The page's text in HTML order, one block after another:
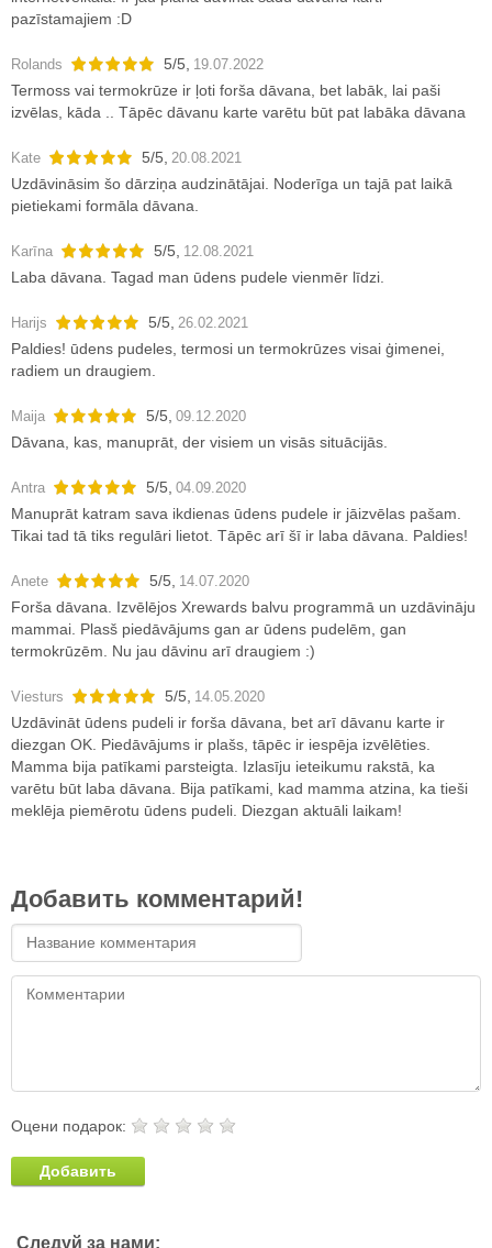
pazīstamajiem :D
Rolands 5/5 19.07.2022
Termoss vai termokrūze ir ļoti forša dāvana, bet labāk, lai paši
izvēlas, kāda .. Tāpēc dāvanu karte varētu būt pat labāka dāvana
Kate 5/5 20.08.2021
Uzdāvināsim šo dārziņa audzinātājai. Noderīga un tajā pat laikā
pietiekami formāla dāvana.
Karīna 5/5 12.08.2021
Laba dāvana. Tagad man ūdens pudele vienmēr līdzi.
Harijs 5/5 26.02.2021
Paldies! ūdens pudeles, termosi un termokrūzes visai ģimenei,
radiem un draugiem.
Maija 5/5 09.12.2020
Dāvana, kas, manuprāt, der visiem un visās situācijās.
Antra 5/5 04.09.2020
Manuprāt katram sava ikdienas ūdens pudele ir jāizvēlas pašam.
Tikai tad tā tiks regulāri lietot. Tāpēc arī šī ir laba dāvana. Paldies!
Anete 5/5 14.07.2020
Forša dāvana. Izvēlējos Xrewards balvu programmā un uzdāvināju
mammai. Plasš piedāvājums gan ar ūdens pudelēm, gan
termokrūzēm. Nu jau dāvinu arī draugiem :)
Viesturs 5/5 14.05.2020
Uzdāvināt ūdens pudeli ir forša dāvana, bet arī dāvanu karte ir
diezgan OK. Piedāvājums ir plašs, tāpēc ir iespēja izvēlēties.
Mamma bija patīkami parsteigta. Izlasīju ieteikumu rakstā, ka
varētu būt laba dāvana. Bija patīkami, kad mamma atzina, ka tieši
meklēja piemērotu ūdens pudeli. Diezgan aktuāli laikam!
Добавить комментарий!
Оцени подарок:
Добавить
Следуй за нами: